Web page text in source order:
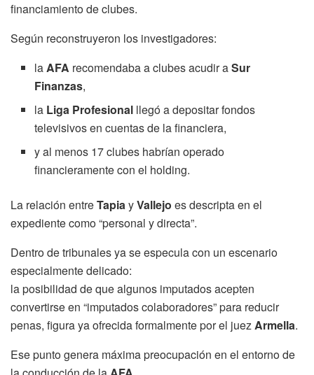
financiamiento de clubes.
Según reconstruyeron los investigadores:
laAFA recomendaba a clubes acudir aSur
Finanzas,
la Liga Profesional llegó a depositar fondos
televisivos en cuentas de la financiera,
y al menos 17 clubes habrían operado
financieramente con el holding.
La relación entreTapiayVallejo es descripta en el
expediente como “personal y directa”.
Dentro de tribunales ya se especula con un escenario
especialmente delicado:
la posibilidad de que algunos imputados acepten
convertirse en “imputados colaboradores” para reducir
penas, figura ya ofrecida formalmente por el juezArmella.
Ese punto genera máxima preocupación en el entorno de